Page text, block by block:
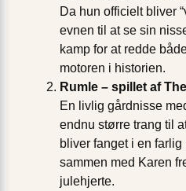
Da hun officielt bliver
evnen til at se sin
kamp for at redde
motoren i historien.
Rumle – spillet af
En livlig gårdnisse
endnu større trang til
bliver fanget i en
sammen med Karen
julehjerte.